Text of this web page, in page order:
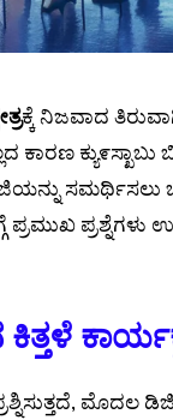
ಕ್ಕೆ ನಿಜವಾದ
ಕ್ಯು೯ಸ್ಖಾಬು
ಸಮರ್ಥಿಸಲು
ಪ್ರಮುಖ ಪ್ರಶ್ನೆಗಳು
ಮೊದಲ